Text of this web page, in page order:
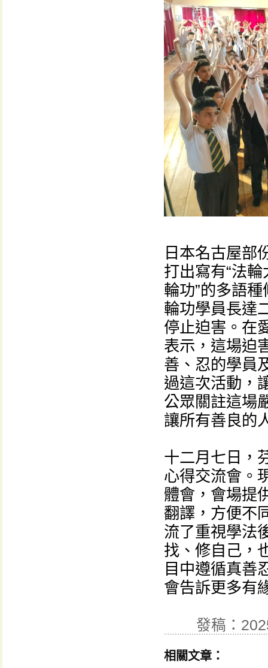
日本名古屋部
打出寫有“法輪
輪功”的多語
輪功學員長達
停止迫害。在
表示，這場迫
善、忍的學員
過這次活動，
公眾關註這場
讓所有善良的
十二月七日，
心得交流會。
體會，會場提
翻譯，方便不
流了重視學法
找、修自己，
目中遵循真善
會告訴更多有
發稿：
相關文章：